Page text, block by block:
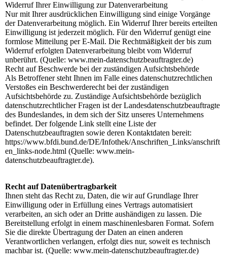
Widerruf Ihrer Einwilligung zur Datenverarbeitung
Nur mit Ihrer ausdrücklichen Einwilligung sind einige Vorgänge
der Datenverarbeitung möglich. Ein Widerruf Ihrer bereits erteilten
Einwilligung ist jederzeit möglich. Für den Widerruf genügt eine
formlose Mitteilung per E-Mail. Die Rechtmäßigkeit der bis zum
Widerruf erfolgten Datenverarbeitung bleibt vom Widerruf
unberührt. (Quelle: www.mein-datenschutzbeauftragter.de)
Recht auf Beschwerde bei der zuständigen Aufsichtsbehörde
Als Betroffener steht Ihnen im Falle eines datenschutzrechtlichen
Verstoßes ein Beschwerderecht bei der zuständigen
Aufsichtsbehörde zu. Zuständige Aufsichtsbehörde bezüglich
datenschutzrechtlicher Fragen ist der Landesdatenschutzbeauftragte
des Bundeslandes, in dem sich der Sitz unseres Unternehmens
befindet. Der folgende Link stellt eine Liste der
Datenschutzbeauftragten sowie deren Kontaktdaten bereit:
https://www.bfdi.bund.de/DE/Infothek/Anschriften_Links/anschrift
en_links-node.html (Quelle: www.mein-
datenschutzbeauftragter.de).
Recht auf Datenübertragbarkeit
Ihnen steht das Recht zu, Daten, die wir auf Grundlage Ihrer
Einwilligung oder in Erfüllung eines Vertrags automatisiert
verarbeiten, an sich oder an Dritte aushändigen zu lassen. Die
Bereitstellung erfolgt in einem maschinenlesbaren Format. Sofern
Sie die direkte Übertragung der Daten an einen anderen
Verantwortlichen verlangen, erfolgt dies nur, soweit es technisch
machbar ist. (Quelle: www.mein-datenschutzbeauftragter.de)